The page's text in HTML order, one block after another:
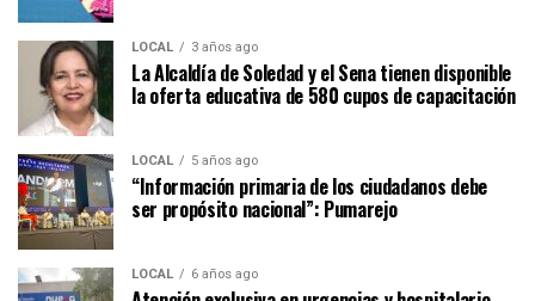
LOCAL 3 años ago
La Alcaldía de Soledad y el Sena tienen disponible
la oferta educativa de 580 cupos de capacitación
LOCAL 5 años ago
“Información primaria de los ciudadanos debe
ser propósito nacional”: Pumarejo
LOCAL 6 años ago